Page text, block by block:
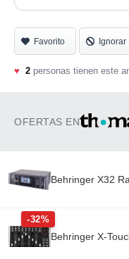
Favorito Ignorar
♥ 2 personas tienen este
OFERTAS EN
Behringer X32
-32%
Behringer X-